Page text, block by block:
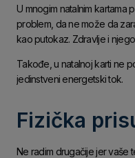
U mnogim natalnim kartama
problem, da ne može da
kao putokaz. Zdravlje i
Takođe, u natalnoj karti ne
jedinstveni energetski tok.
Fizička
Ne radim drugačije jer vaše